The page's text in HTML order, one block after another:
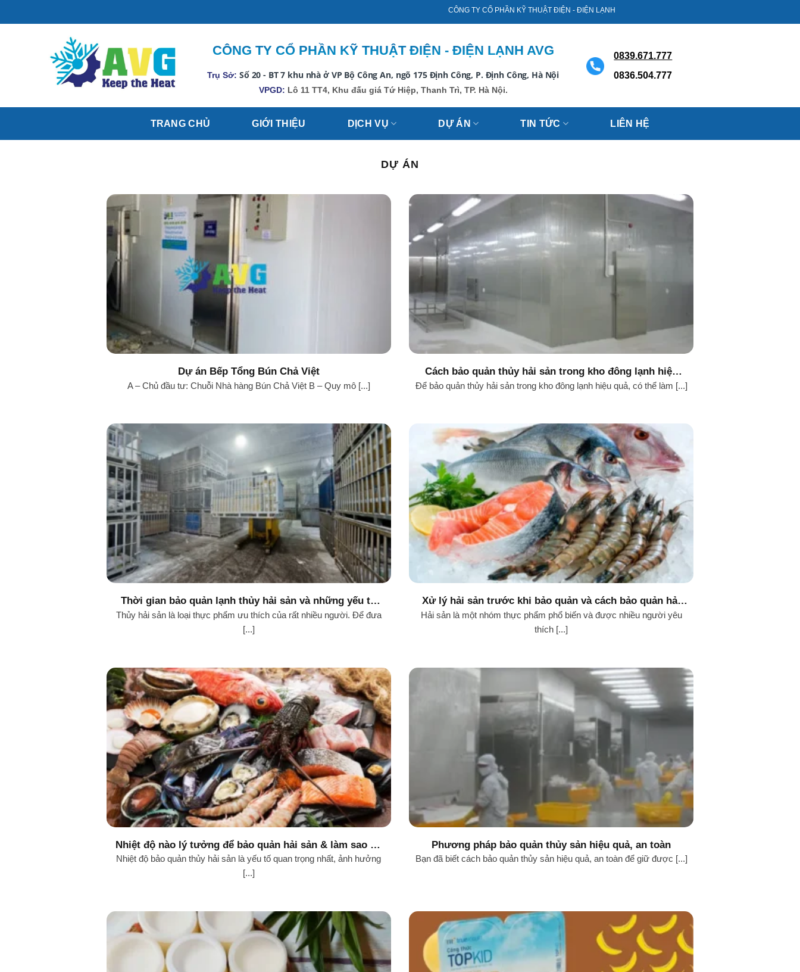
to
CÔNG TY CỔ PHẦN KỸ THUẬT ĐIỆN - ĐIỆN LẠNH AVG. Chuyên: “ Thiết kế - Thi Công - Sửa chữa - Mua bán Kho lạnh
CÔNG TY CỔ PHẦN KỸ THUẬT ĐIỆN - ĐIỆN LẠNH AVG
Trụ Sở: Số 20 - BT 7 khu nhà ở VP Bộ Công An, ngõ 175 Định Công, P. Định Công, Hà Nội
VPGD: Lô 11 TT4, Khu đấu giá Tứ Hiệp, Thanh Trì, TP. Hà Nội.
0839.671.777
0836.504.777
TRANG CHỦ GIỚI THIỆU DỊCH VỤ DỰ ÁN TIN TỨC LIÊN HỆ
DỰ ÁN
Dự án Bếp Tổng Bún Chả Việt
A – Chủ đầu tư: Chuỗi Nhà hàng Bún Chả Việt B – Quy mô [...]
Cách bảo quản thủy hải sản trong kho đông lạnh hiệu
quả
Để bảo quản thủy hải sản trong kho đông lạnh hiệu quả, có thể làm [...]
Thời gian bảo quản lạnh thủy hải sản và những yếu tố
ảnh hưởng đến quá trình bảo quản
Thủy hải sản là loại thực phẩm ưu thích của rất nhiều người. Để đưa
[...]
Xử lý hải sản trước khi bảo quản và cách bảo quản hải
sản tươi sống
Hải sản là một nhóm thực phẩm phổ biến và được nhiều người yêu
thích [...]
Nhiệt độ nào lý tưởng để bảo quản hải sản & làm sao để
duy trì chúng!
Nhiệt độ bảo quản thủy hải sản là yếu tố quan trọng nhất, ảnh hưởng
[...]
Phương pháp bảo quản thủy sản hiệu quả, an toàn
Bạn đã biết cách bảo quản thủy sản hiệu quả, an toàn để giữ được [...]